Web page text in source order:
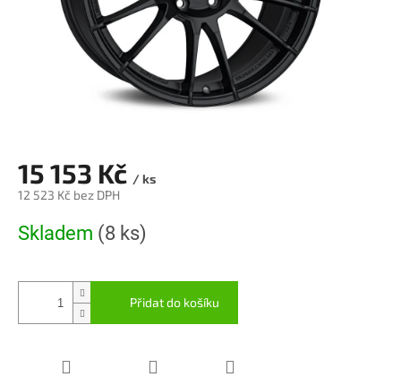
15 153 Kč / ks
12 523 Kč bez DPH
cena:
Skladem (8 ks)
Přidat do košíku